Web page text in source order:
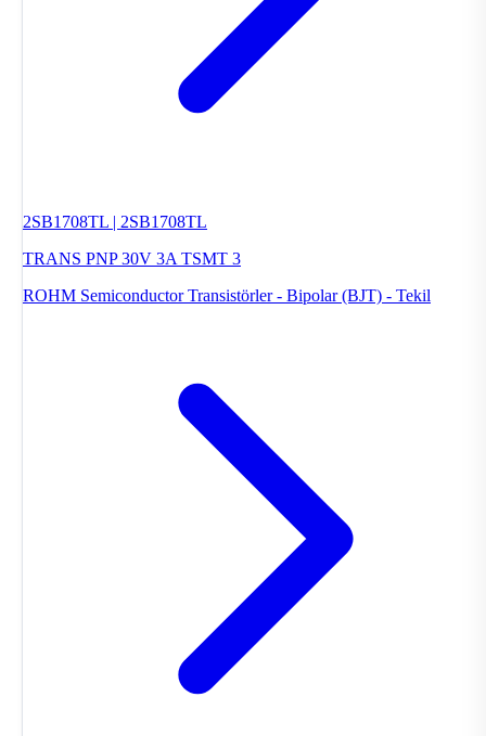
2SB1708TL | 2SB1708TL
TRANS PNP 30V 3A TSMT 3
ROHM Semiconductor Transistörler - Bipolar (BJT) - Tekil